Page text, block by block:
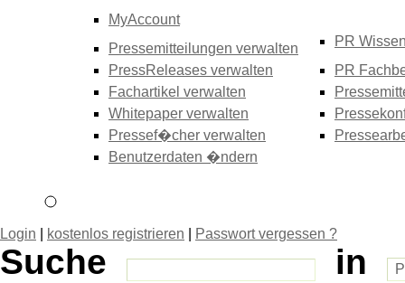
MyAccount
Pressemitteilungen verwalten
PressReleases verwalten
Fachartikel verwalten
Whitepaper verwalten
Pressef�cher verwalten
Benutzerdaten �ndern
PR
PR
Login kostenlos registrieren Passwort vergessen ?
Suche
in